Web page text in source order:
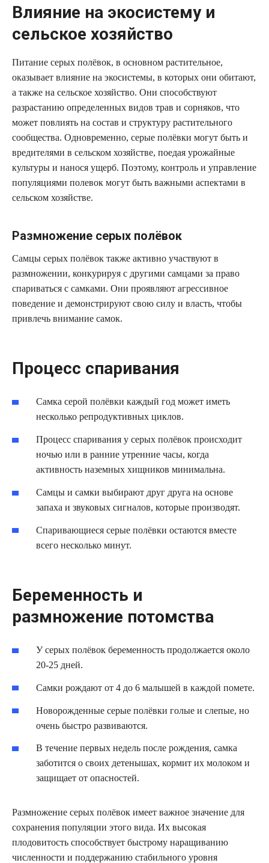
Влияние на экосистему и
сельское хозяйство
Питание серых полёвок, в основном растительное,
оказывает влияние на экосистемы, в которых они обитают,
а также на сельское хозяйство. Они способствуют
разрастанию определенных видов трав и сорняков, что
может повлиять на состав и структуру растительного
сообщества. Одновременно, серые полёвки могут быть и
вредителями в сельском хозяйстве, поедая урожайные
культуры и нанося ущерб. Поэтому, контроль и управление
популяциями полевок могут быть важными аспектами в
сельском хозяйстве.
Размножение серых полёвок
Самцы серых полёвок также активно участвуют в
размножении, конкурируя с другими самцами за право
спариваться с самками. Они проявляют агрессивное
поведение и демонстрируют свою силу и власть, чтобы
привлечь внимание самок.
Процесс спаривания
Самка серой полёвки каждый год может иметь
несколько репродуктивных циклов.
Процесс спаривания у серых полёвок происходит
ночью или в ранние утренние часы, когда
активность наземных хищников минимальна.
Самцы и самки выбирают друг друга на основе
запаха и звуковых сигналов, которые производят.
Спаривающиеся серые полёвки остаются вместе
всего несколько минут.
Беременность и
размножение потомства
У серых полёвок беременность продолжается около
20-25 дней.
Самки рождают от 4 до 6 малышей в каждой помете.
Новорожденные серые полёвки голые и слепые, но
очень быстро развиваются.
В течение первых недель после рождения, самка
заботится о своих детенышах, кормит их молоком и
защищает от опасностей.
Размножение серых полёвок имеет важное значение для
сохранения популяции этого вида. Их высокая
плодовитость способствует быстрому наращиванию
численности и поддержанию стабильного уровня